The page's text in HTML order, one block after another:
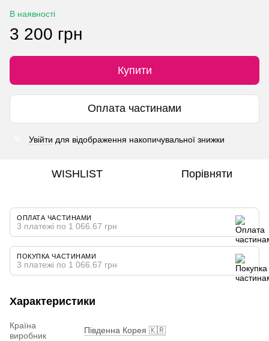
В наявності
3 200 грн
Купити
Оплата частинами
Увійти для відображення накопичувальної знижки
WISHLIST Порівняти
ОПЛАТА ЧАСТИНАМИ
3 платежі по 1 066.67 грн
ПОКУПКА ЧАСТИНАМИ
3 платежі по 1 066.67 грн
Характеристики
Країна
виробник
Південна Корея 🇰🇷